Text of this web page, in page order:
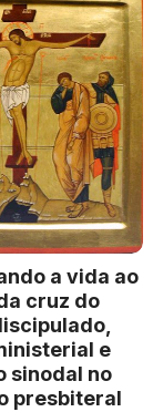
a vida ao
cruz do
e
sinodal no
presbiteral